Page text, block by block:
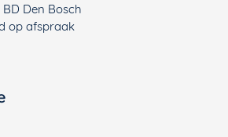
Den Bosch
op afspraak